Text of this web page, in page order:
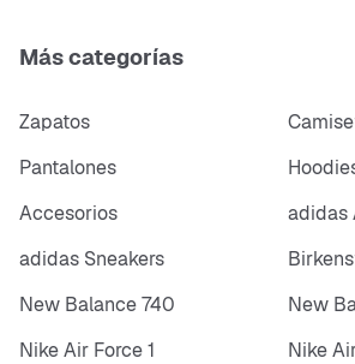
Más categorías
Zapatos
Pantalones
Accesorios
adidas
adidas Sneakers
New Balance 740
New
Nike Air Force 1
Nike